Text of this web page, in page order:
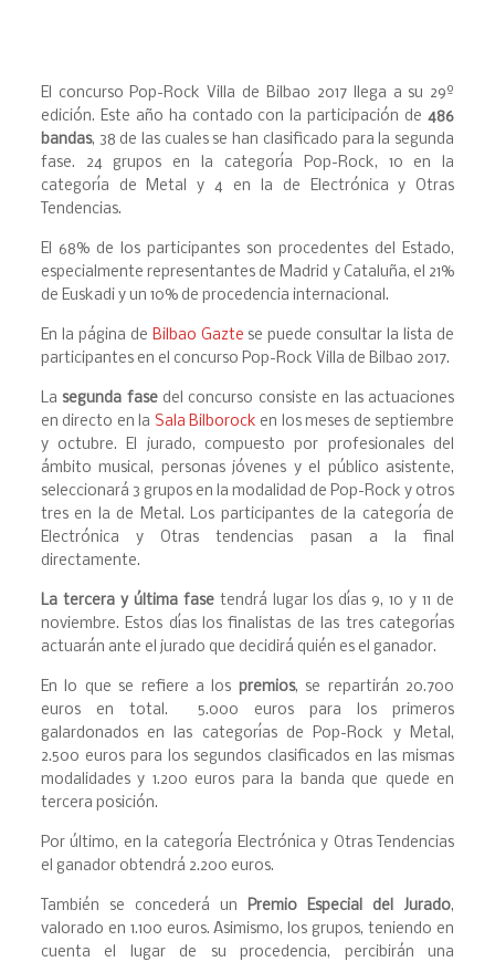
El concurso Pop-Rock Villa de Bilbao 2017 llega a su 29º
edición. Este año ha contado con la participación de486
bandas, 38 de las cuales se han clasificado para la segunda
fase. 24 grupos en la categoría Pop-Rock, 10 en la
categoría de Metal y 4 en la de Electrónica y Otras
Tendencias.
El 68% de los participantes son procedentes del Estado,
especialmente representantes de Madrid y Cataluña, el 21%
de Euskadi y un 10% de procedencia internacional.
En la página de Bilbao Gazte se puede consultar la lista de
participantes en el concurso Pop-Rock Villa de Bilbao 2017.
La segunda fasedel concurso consiste en las actuaciones
en directo en la Sala Bilborock en los meses de septiembre
y octubre. El jurado, compuesto por profesionales del
ámbito musical, personas jóvenes y el público asistente,
seleccionará 3 grupos en la modalidad de Pop-Rock y otros
tres en la de Metal. Los participantes de la categoría de
Electrónica y Otras tendencias pasan a la final
directamente.
La tercera y última fasetendrá lugar los días 9, 10 y 11 de
noviembre. Estos días los finalistas de las tres categorías
actuarán ante el jurado que decidirá quién es el ganador.
En lo que se refiere a los premios, se repartirán 20.700
euros en total. 5.000 euros para los primeros
galardonados en las categorías de Pop-Rock y Metal,
2.500 euros para los segundos clasificados en las mismas
modalidades y 1.200 euros para la banda que quede en
tercera posición.
Por último, en la categoría Electrónica y Otras Tendencias
el ganador obtendrá 2.200 euros.
También se concederá un Premio Especial del Jurado,
valorado en 1.100 euros. Asimismo, los grupos, teniendo en
cuenta el lugar de su procedencia, percibirán una